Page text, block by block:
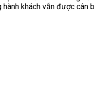
khách vẫn được cân